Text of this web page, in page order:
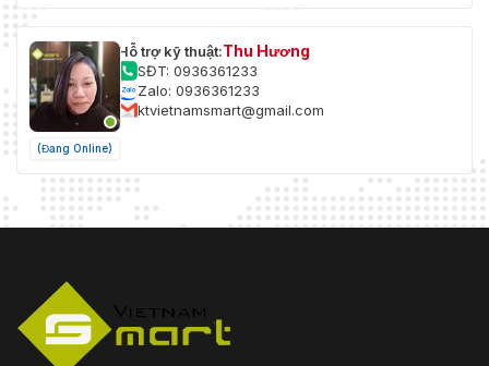
(Đang Online)
Hỗ trợ kỹ thuật:Thu Hương
SĐT: 0936361233
Zalo: 0936361233
ktvietnamsmart@gmail.com